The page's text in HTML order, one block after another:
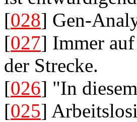
[028] Gen-
[027] Immer
der Strecke.
[026] "In
[025]